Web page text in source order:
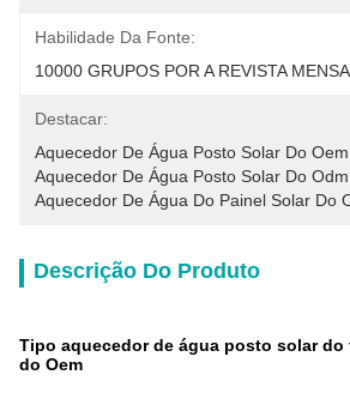
Habilidade Da Fonte:
10000 GRUPOS POR A REVISTA
Destacar:
Aquecedor De Água Posto Solar Do Oem
Aquecedor De Água Posto Solar Do Odm
Aquecedor De Água Do Painel Solar Do
Descrição Do Produto
Tipo aquecedor de água posto solar do
do Oem